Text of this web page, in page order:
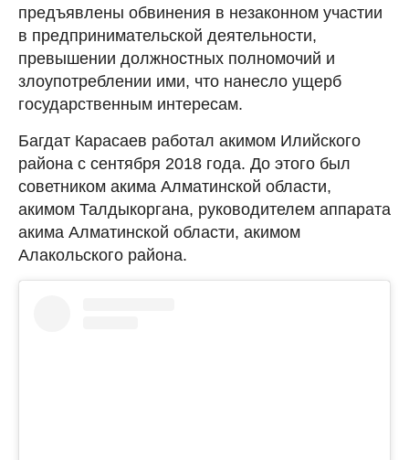
предъявлены обвинения в незаконном участии
в предпринимательской деятельности,
превышении должностных полномочий и
злоупотреблении ими, что нанесло ущерб
государственным интересам.
Багдат Карасаев работал акимом Илийского
района с сентября 2018 года. До этого был
советником акима Алматинской области,
акимом Талдыкоргана, руководителем аппарата
акима Алматинской области, акимом
Алакольского района.